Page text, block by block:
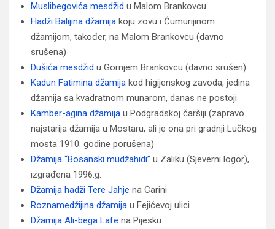
Muslibegovića mesdžid u Malom Brankovcu
Hadži Balijina džamija koju zovu i Ćumurijinom
džamijom, također, na Malom Brankovcu (davno
srušena)
Dušića mesdžid u Gornjem Brankovcu (davno srušen)
Kadun Fatimina džamija kod higijenskog zavoda, jedina
džamija sa kvadratnom munarom, danas ne postoji
Kamber-agina džamija u Podgradskoj čaršiji (zapravo
najstarija džamija u Mostaru, ali je ona pri gradnji Lučkog
mosta 1910. godine porušena)
Džamija “Bosanski mudžahidi” u Zaliku (Sjeverni logor),
izgrađena 1996.g.
Džamija hadži Tere Jahje na Carini
Roznamedžijina džamija u Fejićevoj ulici
Džamija Ali-bega Lafe na Pijesku